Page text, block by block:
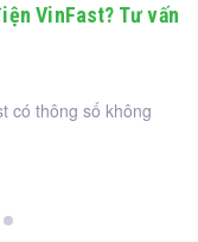
VinFast? Tư vấn
có thông số không